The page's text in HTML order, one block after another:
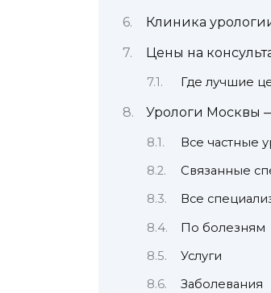
Клиника
Цены на
Где лучшие
Урологи Москвы
Все частные
Связанные
Все
По болезням
Услуги
Заболевания